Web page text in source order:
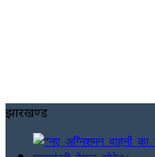
झारखण्ड